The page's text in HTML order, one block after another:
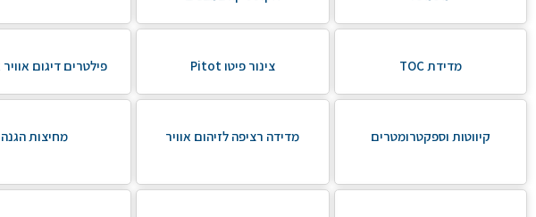
מדידת TOC צינור פיטו Pitot פילטרים דיגום
קיווטות וספקטרומטרים מדידה רציפה לזיהום אוויר מחיצות הגנה